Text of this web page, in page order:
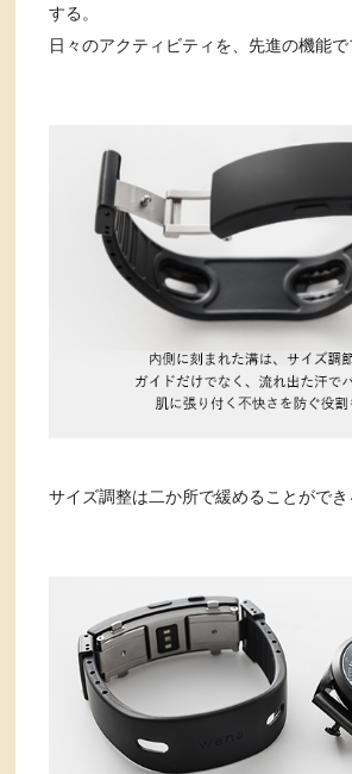
する。
日々のアクティビティを、先進の機能で
サイズ調整は二か所で緩めることができ